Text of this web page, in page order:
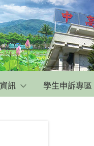
訊 學生申訴專區